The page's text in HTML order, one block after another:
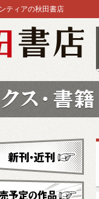
ティアの秋田書店